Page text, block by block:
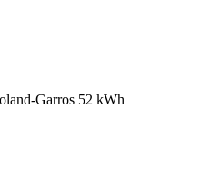
Garros 52 kWh